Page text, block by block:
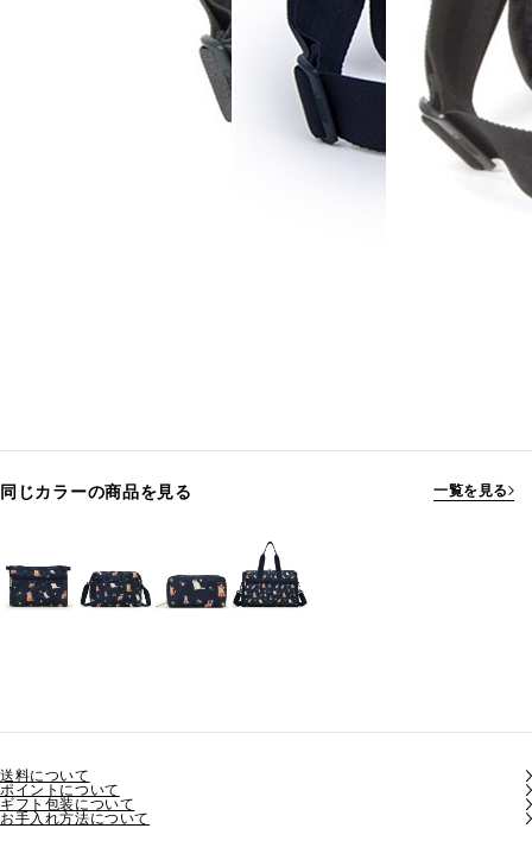
同じカラーの商品を見る 一覧を見る
送料について
ポイントについて
ギフト包装について
お手入れ方法について